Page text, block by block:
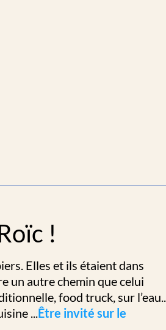
!
Elles et ils étaient dans
un autre chemin que celui
food truck, sur
...Être invité sur le